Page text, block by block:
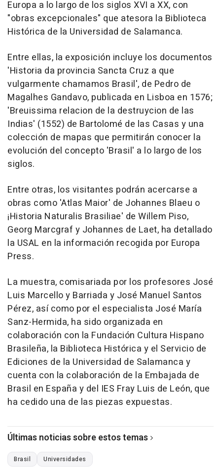
Europa a lo largo de los siglos XVI a XX, con
"obras excepcionales" que atesora la Biblioteca
Histórica de la Universidad de Salamanca.
Entre ellas, la exposición incluye los documentos
'Historia da provincia Sancta Cruz a que
vulgarmente chamamos Brasil', de Pedro de
Magalhes Gandavo, publicada en Lisboa en 1576;
'Breuissima relacion de la destruycion de las
Indias' (1552) de Bartolomé de las Casas y una
colección de mapas que permitirán conocer la
evolución del concepto 'Brasil' a lo largo de los
siglos.
Entre otras, los visitantes podrán acercarse a
obras como 'Atlas Maior' de Johannes Blaeu o
¡Historia Naturalis Brasiliae' de Willem Piso,
Georg Marcgraf y Johannes de Laet, ha detallado
la USAL en la información recogida por Europa
Press.
La muestra, comisariada por los profesores José
Luis Marcello y Barriada y José Manuel Santos
Pérez, así como por el especialista José María
Sanz-Hermida, ha sido organizada en
colaboración con la Fundación Cultura Hispano
Brasileña, la Biblioteca Histórica y el Servicio de
Ediciones de la Universidad de Salamanca y
cuenta con la colaboración de la Embajada de
Brasil en España y del IES Fray Luis de León, que
ha cedido una de las piezas expuestas.
Últimas noticias sobre estos temas
Brasil Universidades